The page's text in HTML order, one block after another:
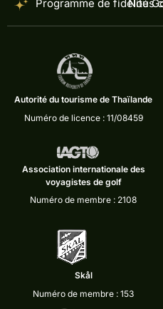
Programme de fidélité
Nous
Autorité du tourisme de Thaïlande
Numéro de licence : 11/08459
Association internationale des
voyagistes de golf
Numéro de membre : 2108
Skål
Numéro de membre : 153